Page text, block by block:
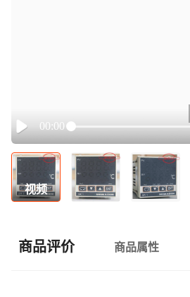
Play
00:00
视频
商品评价 商品属性